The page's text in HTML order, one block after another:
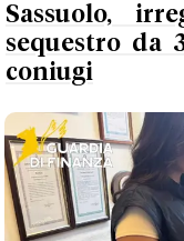
Sassuolo,
sequestro da
coniugi